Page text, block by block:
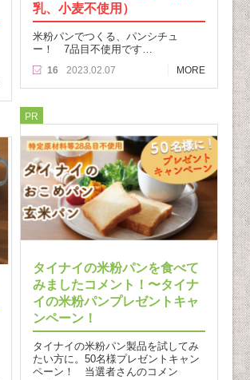
乳、小麦不使用）
米粉パンでつくる、パンシチュ
ー！ 7品目不使用です…
16 2023.02.07 MORE
PR
タイナイの米粉パンを食べて
みましたコメント！〜タイナ
イの米粉パンプレゼントキャ
ンペーン！
タイナイの米粉パン製品を試してみ
たい方に。50名様プレゼントキャン
ペーン！ 当選者さんのコメン